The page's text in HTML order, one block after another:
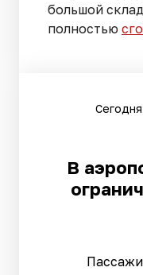
большой
полностью
В